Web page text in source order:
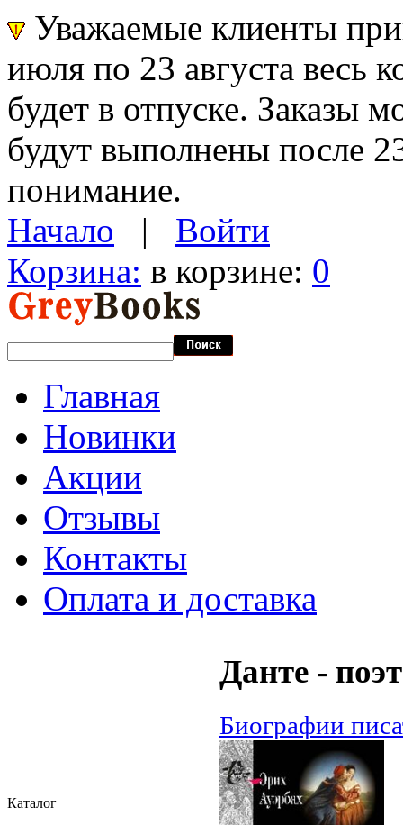
Уважаемые клиенты
июля по 23 августа весь
будет в отпуске. Заказы
будут выполнены после
понимание.
Начало | Войти
Корзина: в корзине: 0
Главная
Новинки
Акции
Отзывы
Контакты
Оплата и доставка
Каталог
Данте -
Биографии